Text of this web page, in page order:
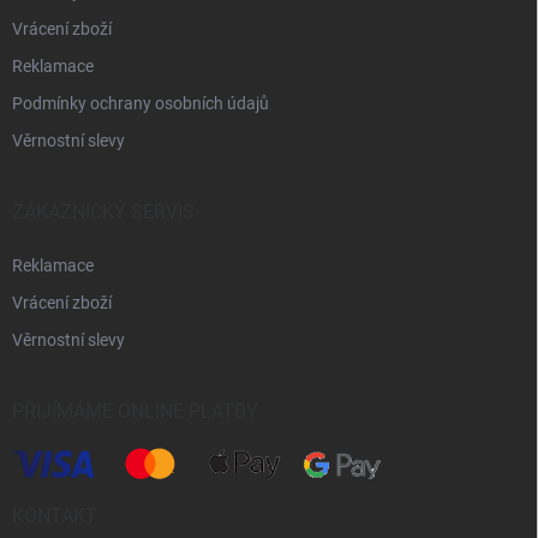
Vrácení zboží
Reklamace
Podmínky ochrany osobních údajů
Věrnostní slevy
Reklamace
Vrácení zboží
Věrnostní slevy